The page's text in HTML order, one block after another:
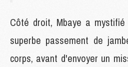
Côté droit, Mbaye a mystifié
superbe passement de
corps, avant d'envoyer un